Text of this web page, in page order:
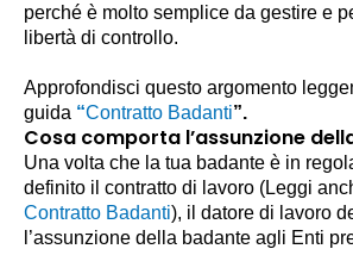
perché è molto semplice da gestire e
libertà di controllo.
Approfondisci questo argomento
guida “Contratto Badanti”.
Cosa comporta l’assunzione
Una volta che la tua badante è in
definito il contratto di lavoro (Leggi
Contratto Badanti), il datore di lavoro
l’assunzione della badante agli Enti